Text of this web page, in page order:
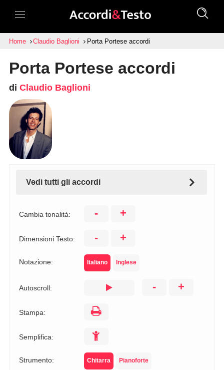
Home Claudio Baglioni Porta Portese accordi
Porta Portese accordi
di Claudio Baglioni
Vedi tutti gli accordi
Cambia tonalità: - +
Dimensioni Testo: - +
Notazione: Italiano Inglese
Autoscroll: - +
Stampa:
Semplifica:
Strumento: Chitarra Pianoforte